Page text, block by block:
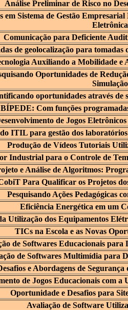
Análise Preliminar de Risco no
Sistema de Gestão
Eletrônica
Comunicação para Deficiente
de geolocalização para tomadas
Auxiliando a Mobilidade e
Oportunidades de
Simulação
oportunidades através de
BÍPEDE: Com funções
de Jogos
ITIL para gestão dos
Produção de Vídeos Tutoriais
Industrial para o Controle de
e Análise de Algoritmos:
Para Qualificar os Projetos
Pesquisando Ações Pedagógicas
Eficiência Energética em um
Utilização dos Equipamentos
TICs na Escola e as Novas
de Softwares Educacionais para
de Softwares Multimídia para
e Abordagens de
de Jogos Educacionais com
Oportunidade e Desafios para
Avaliação de Software